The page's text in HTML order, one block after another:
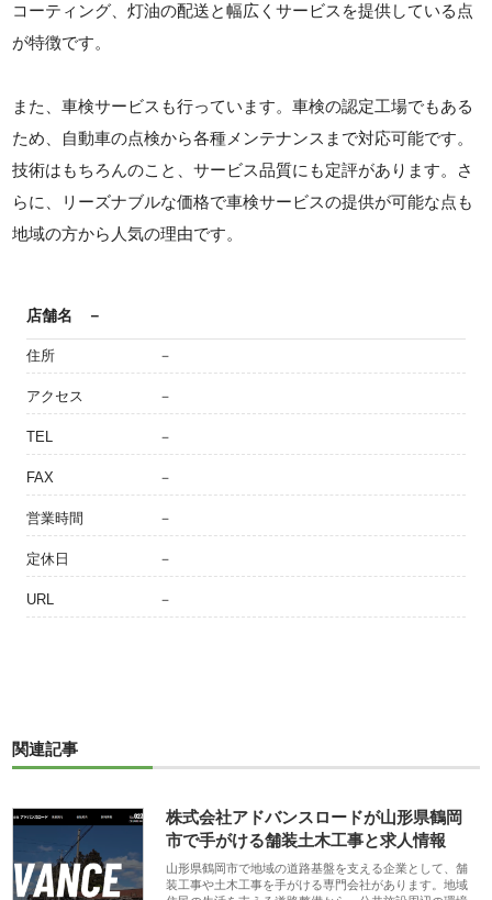
コーティング、灯油の配送と幅広くサービスを提供している点
が特徴です。
また、車検サービスも行っています。車検の認定工場でもある
ため、自動車の点検から各種メンテナンスまで対応可能です。
技術はもちろんのこと、サービス品質にも定評があります。さ
らに、リーズナブルな価格で車検サービスの提供が可能な点も
地域の方から人気の理由です。
店舗名 －
住所 －
アクセス －
TEL －
FAX －
営業時間 －
定休日 －
URL －
関連記事
株式会社アドバンスロードが山形県鶴岡
市で手がける舗装土木工事と求人情報
山形県鶴岡市で地域の道路基盤を支える企業として、舗
装工事や土木工事を手がける専門会社があります。地域